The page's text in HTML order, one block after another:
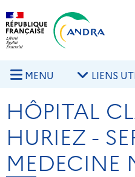
Aller au contenu principal
MENU LIENS
HÔPITAL
HURIEZ -
MEDECINE